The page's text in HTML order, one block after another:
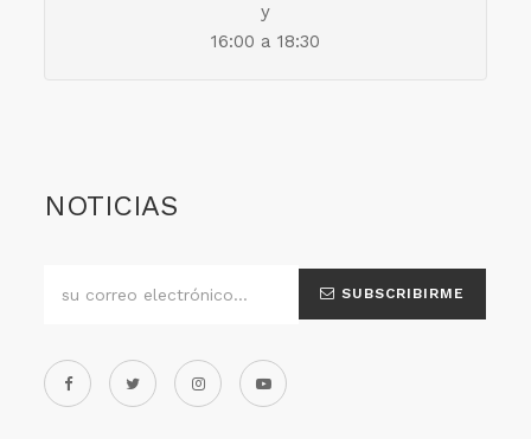
y
16:00 a 18:30
NOTICIAS
SUBSCRIBIRME